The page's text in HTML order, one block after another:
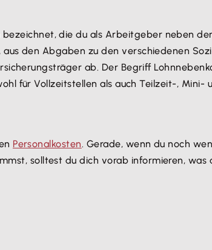
bezeichnet, die du als Arbeitgeber neben
den Abgaben zu den verschiedenen
ab. Der Begriff
für Vollzeitstellen als auch Teilzeit-, Mini-
Personalkosten. Gerade, wenn du noch
solltest du dich vorab informieren, was